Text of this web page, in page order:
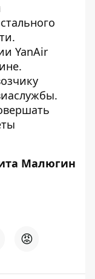
YanAir
.
Малюгин
😡